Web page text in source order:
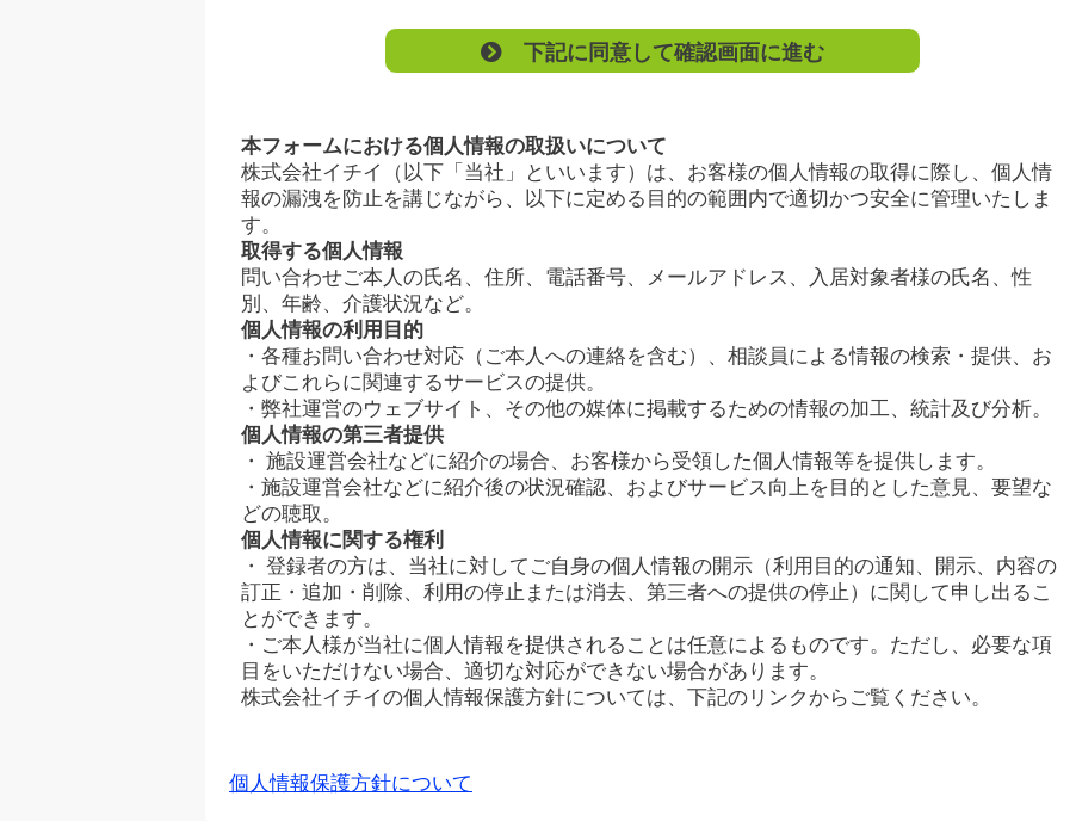
下記に同意して確認画面に進む
本フォームにおける個人情報の取扱いについて
株式会社イチイ（以下「当社」といいます）は、お客様の個人情報の取得に際し、個人情
報の漏洩を防止を講じながら、以下に定める目的の範囲内で適切かつ安全に管理いたしま
す。
取得する個人情報
問い合わせご本人の氏名、住所、電話番号、メールアドレス、入居対象者様の氏名、性
別、年齢、介護状況など。
個人情報の利用目的
・各種お問い合わせ対応（ご本人への連絡を含む）、相談員による情報の検索・提供、お
よびこれらに関連するサービスの提供。
・弊社運営のウェブサイト、その他の媒体に掲載するための情報の加工、統計及び分析。
個人情報の第三者提供
・ 施設運営会社などに紹介の場合、お客様から受領した個人情報等を提供します。
・施設運営会社などに紹介後の状況確認、およびサービス向上を目的とした意見、要望な
どの聴取。
個人情報に関する権利
・ 登録者の方は、当社に対してご自身の個人情報の開示（利用目的の通知、開示、内容の
訂正・追加・削除、利用の停止または消去、第三者への提供の停止）に関して申し出るこ
とができます。
・ご本人様が当社に個人情報を提供されることは任意によるものです。ただし、必要な項
目をいただけない場合、適切な対応ができない場合があります。
株式会社イチイの個人情報保護方針については、下記のリンクからご覧ください。
個人情報保護方針について